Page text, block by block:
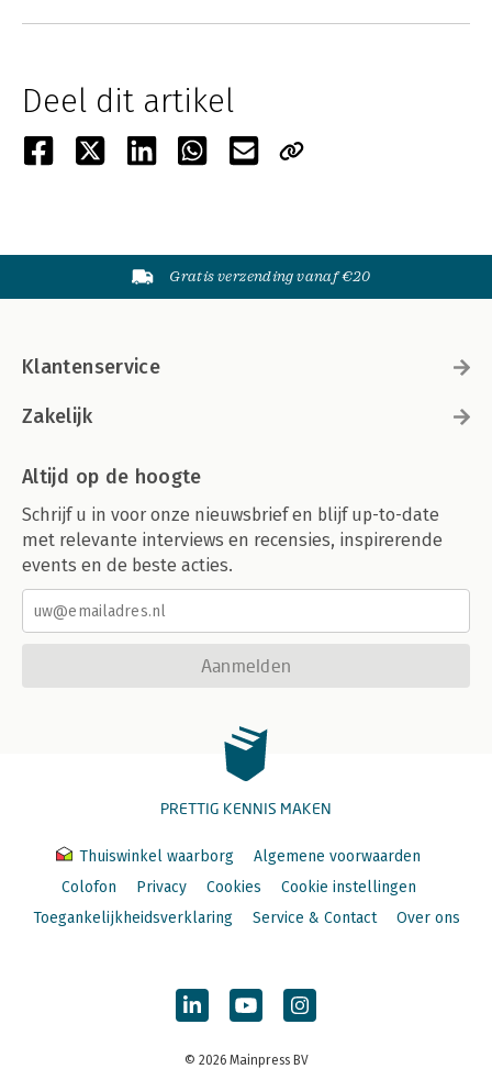
Deel dit artikel
Gratis verzending vanaf €20
Klantenservice
Zakelijk
Altijd op de hoogte
Schrijf u in voor onze nieuwsbrief en blijf up-to-date
met relevante interviews en recensies, inspirerende
events en de beste acties.
Aanmelden
PRETTIG KENNIS MAKEN
Thuiswinkel waarborg
Algemene voorwaarden
Colofon
Privacy Cookies
Cookie instellingen
Toegankelijkheidsverklaring
Service & Contact Over ons
© 2026 Mainpress BV